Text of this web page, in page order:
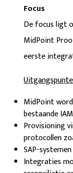
Focus
De focus ligt
MidPoint
eerste
MidPoint
bestaande
Provisioning
protocollen
SAP-
Integraties